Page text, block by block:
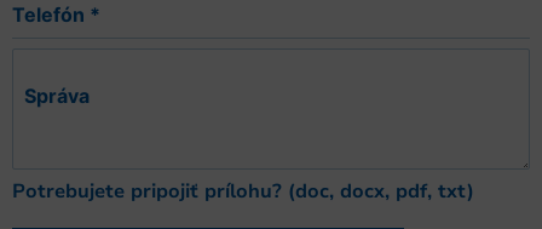
Telefón *
Správa
Potrebujete pripojiť prílohu? (doc, docx, pdf, txt)